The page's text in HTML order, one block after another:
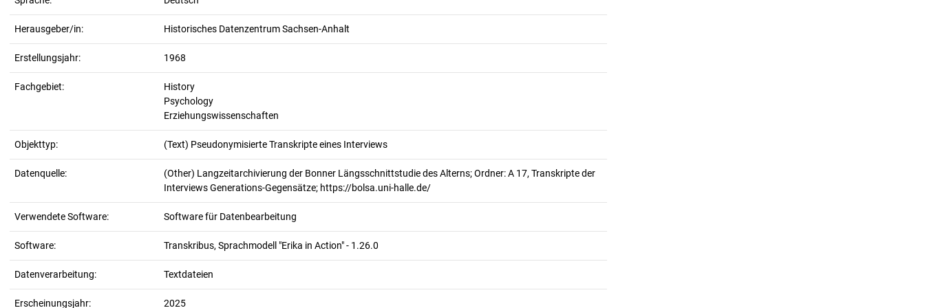
Herausgeber/in: Historisches Datenzentrum Sachsen-Anhalt
Erstellungsjahr: 1968
Fachgebiet:
History
Psychology
Erziehungswissenschaften
Objekttyp: (Text) Pseudonymisierte Transkripte eines Interviews
Datenquelle:
(Other) Langzeitarchivierung der Bonner Längsschnittstudie des Alterns; Ordner: A 17, Transkripte der
Interviews Generations-Gegensätze; https://bolsa.uni-halle.de/
Verwendete Software: Software für Datenbearbeitung
Software: Transkribus, Sprachmodell "Erika in Action" - 1.26.0
Datenverarbeitung: Textdateien
Erscheinungsjahr: 2025